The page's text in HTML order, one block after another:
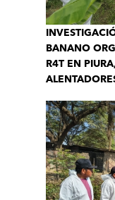
BANANO
R4T EN